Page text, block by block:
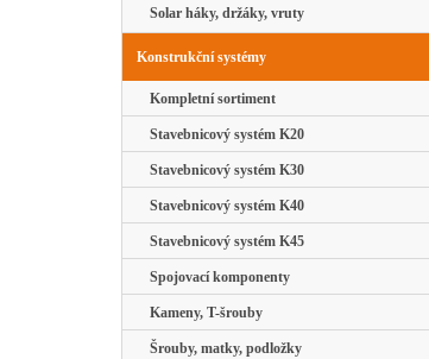
Solar háky, držáky, vruty
Konstrukční systémy
Kompletní sortiment
Stavebnicový systém K20
Stavebnicový systém K30
Stavebnicový systém K40
Stavebnicový systém K45
Spojovací komponenty
Kameny, T-šrouby
Šrouby, matky, podložky